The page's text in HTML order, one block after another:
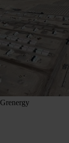
Grenergy